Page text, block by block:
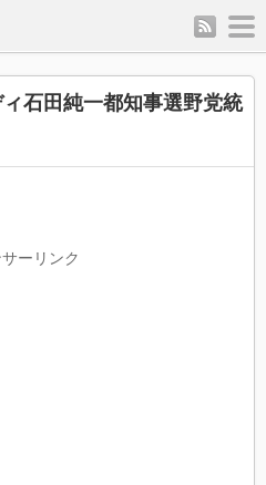
rss
石田純一都知事選野党統
ーリンク